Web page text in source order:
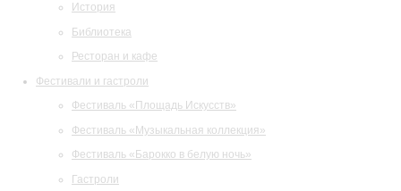
История
Библиотека
Ресторан и кафе
Фестивали и гастроли
Фестиваль «Площадь Искусств»
Фестиваль «Музыкальная коллекция»
Фестиваль «Барокко в белую ночь»
Гастроли